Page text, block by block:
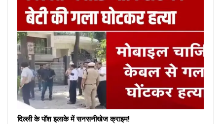
दिल्ली के पॉश इलाके में सनसनीखेज क्राइम!